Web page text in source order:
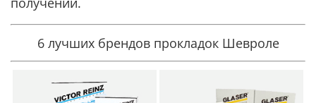
6 лучших брендов прокладок Шевроле